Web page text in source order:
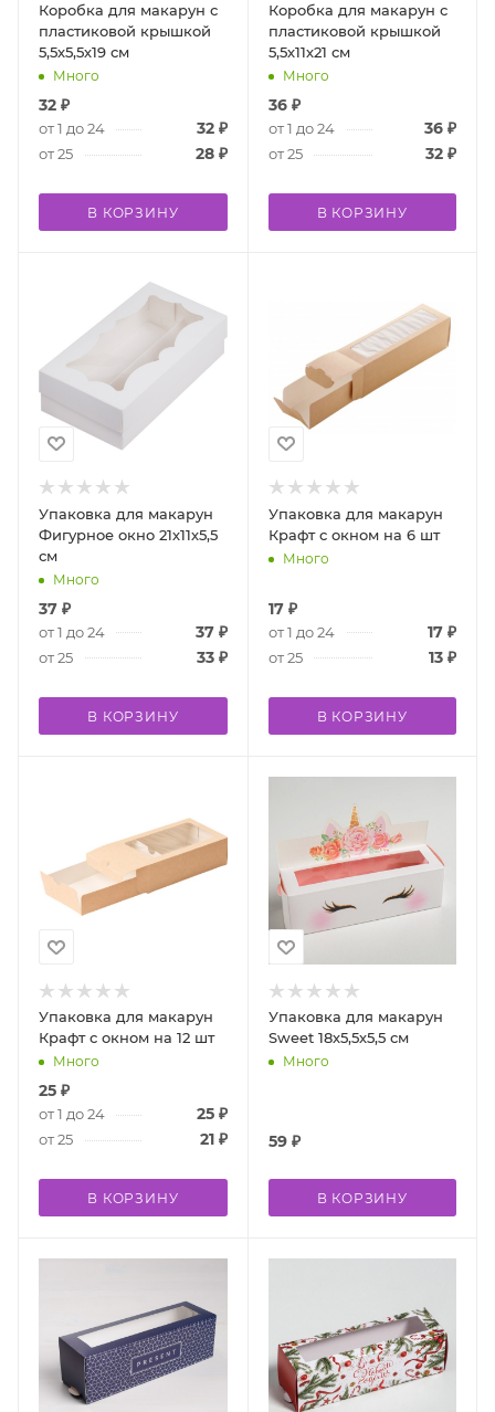
Коробка для макарун с
пластиковой крышкой
5,5х5,5х19 см
Много
32 ₽
от 1 до 24 32₽
от 25 28₽
В КОРЗИНУ
Коробка для макарун с
пластиковой крышкой
5,5х11х21 см
Много
36₽
от 1 до 24 36 ₽
от 25 32 ₽
В КОРЗИНУ
Упаковка для макарун
Фигурное окно 21х11х5,5
см
Много
37 ₽
от 1 до 24 37₽
от 25 33₽
В КОРЗИНУ
Упаковка для макарун
Крафт с окном на 6 шт
Много
17₽
от 1 до 24 17 ₽
от 25 13 ₽
В КОРЗИНУ
Упаковка для макарун
Крафт с окном на 12 шт
Много
25 ₽
от 1 до 24 25₽
от 25 21₽
В КОРЗИНУ
Упаковка для макарун
Sweet 18х5,5х5,5 см
Много
59₽
В КОРЗИНУ